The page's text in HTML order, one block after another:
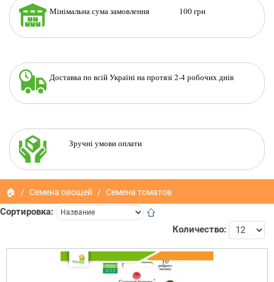
Мінімальна сума замовлення 100 грн
Доставка по всій Україні на протязі 2-4 робочих днів
Зручні умови оплати
🏠 Семена овощей Семена томатов
Сортировка:
Количество: